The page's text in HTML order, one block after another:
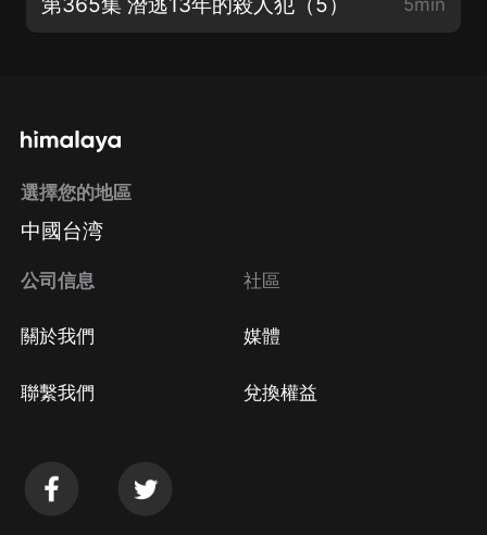
5min
選擇您的地區
中國台湾
公司信息
關於我們
聯繫我們
社區
媒體
兌換權益